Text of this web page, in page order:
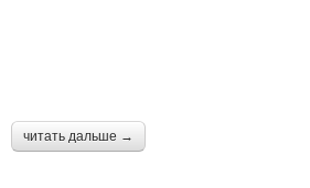
читать дальше →